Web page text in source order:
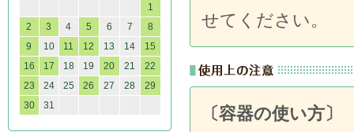
せてください。
〔容器の使い方〕
1
2
3 4 5 6 7
8
9
10 11 12 13 14
15
16
17 18 19 20 21
22
23
24 25 26 27 28
29
30
31